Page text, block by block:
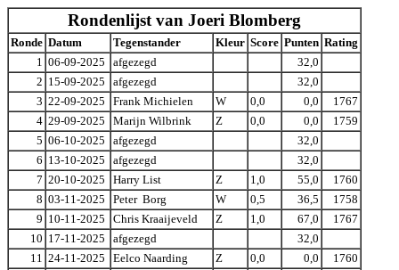
Rondenlijst van Joeri Blomberg
Ronde Datum Tegenstander Kleur Score Punten Rating
1 06-09-2025 afgezegd
32,0
2 15-09-2025 afgezegd
32,0
3 22-09-2025 Frank Michielen W 0,0 0,0
1767
4 29-09-2025 Marijn Wilbrink Z 0,0 0,0
1759
5 06-10-2025 afgezegd
32,0
6 13-10-2025 afgezegd
32,0
7 20-10-2025 Harry List Z 1,0 55,0
1760
8 03-11-2025 Peter Borg W 0,5 36,5
1758
9 10-11-2025 Chris Kraaijeveld Z 1,0 67,0
1767
10 17-11-2025 afgezegd
32,0
11 24-11-2025 Eelco Naarding Z 0,0 0,0
1760